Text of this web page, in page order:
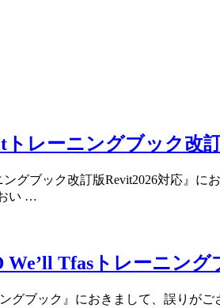
レーニングブック改訂
グブック改訂版Revit2026対応』
い …
Tfasトレーニング
グブック』におきまして、誤りが